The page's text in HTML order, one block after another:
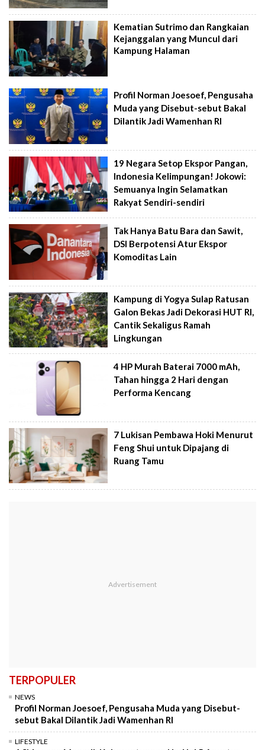
Kematian Sutrimo dan Rangkaian
Kejanggalan yang Muncul dari
Kampung Halaman
Profil Norman Joesoef, Pengusaha
Muda yang Disebut-sebut Bakal
Dilantik Jadi Wamenhan RI
19 Negara Setop Ekspor Pangan,
Indonesia Kelimpungan! Jokowi:
Semuanya Ingin Selamatkan
Rakyat Sendiri-sendiri
Tak Hanya Batu Bara dan Sawit,
DSI Berpotensi Atur Ekspor
Komoditas Lain
Kampung di Yogya Sulap Ratusan
Galon Bekas Jadi Dekorasi HUT RI,
Cantik Sekaligus Ramah
Lingkungan
4 HP Murah Baterai 7000 mAh,
Tahan hingga 2 Hari dengan
Performa Kencang
7 Lukisan Pembawa Hoki Menurut
Feng Shui untuk Dipajang di
Ruang Tamu
TERPOPULER
NEWS
Profil Norman Joesoef, Pengusaha Muda yang Disebut-
sebut Bakal Dilantik Jadi Wamenhan RI
LIFESTYLE